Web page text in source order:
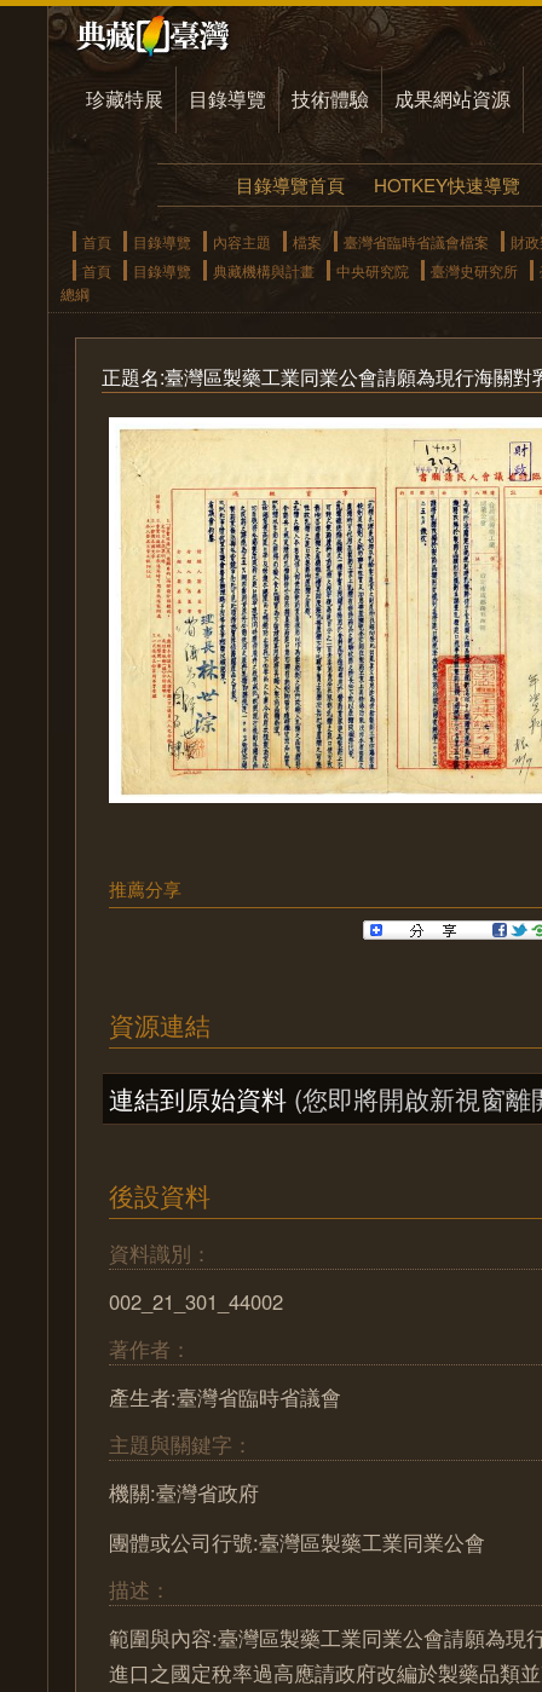
珍藏特展 目錄導覽 技術體驗 成果網站資源
目錄導覽首頁 HOTKEY快速導覽
首頁 目錄導覽 內容主題 檔案 臺灣省臨時省議會檔案
財
首頁
目錄導覽 典藏機構與計畫 中央研究院 臺灣史研究所
總綱
正題名:臺灣區製藥工業同業公會請願為現行海關
推薦分享
資源連結
連結到原始資料 (您即將開啟新視窗離
後設資料
資料識別：
002_21_301_44002
著作者：
產生者:臺灣省臨時省議會
主題與關鍵字：
機關:臺灣省政府
團體或公司行號:臺灣區製藥工業同業公會
描述：
範圍與內容:臺灣區製藥工業同業公會請願為現
進口之國定稅率過高應請政府改編於製藥品類